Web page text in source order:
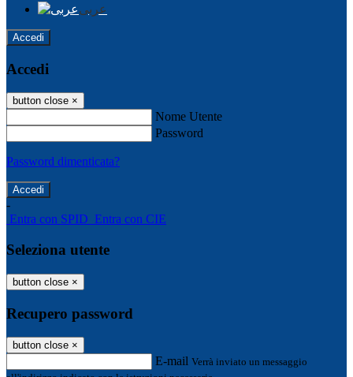
عربى
Accedi
Accedi
button close ×
Nome Utente
Password
Password dimenticata?
-
Entra con SPID Entra con CIE
Seleziona utente
button close ×
Recupero password
button close ×
E-mail Verrà inviato un messaggio